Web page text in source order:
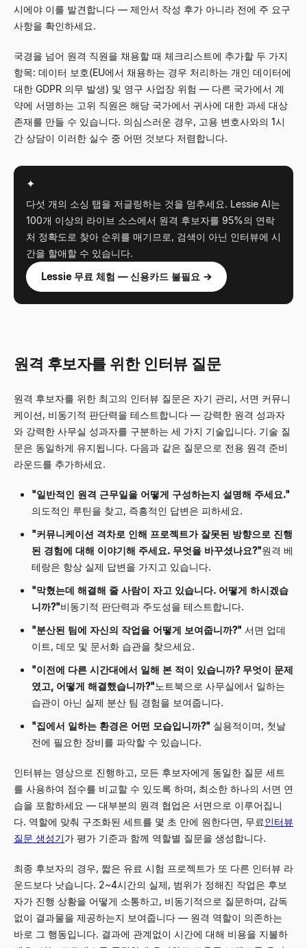
시에야 이를 발견합니다 — 제안서 작성 후가 아니라 전에 주 요구
사항을 확인하세요.
국경을 넘어 원격 직원을 채용할 때 체크리스트에 추가할 두 가지
항목: 데이터 보호(EU에서 채용하는 경우 처리하는 개인 데이터에
대한 GDPR 의무 발생) 및 영구 사업장 위험 — 다른 국가에서 계
약에 서명하는 고위 직원은 해당 국가에서 귀사에 대한 과세 대상
존재를 만들 수 있습니다. 의심스러운 경우, 고용 변호사와의 1시
간 상담이 이러한 실수 중 어떤 것보다 저렴합니다.
✦
다섯 개의 소싱 탭을 저글링하는 것을 멈추세요. Lessie AI는
100개 이상의 라이브 소스에서 원격 후보자를 95%의 연락
처 정확도로 찾아 순위를 매기므로, 검색이 아닌 인터뷰에 시
간을 할애할 수 있습니다.
Lessie 무료 체험 — 신용카드 불필요 →
원격 후보자를 위한 인터뷰 질문
원격 후보자를 위한 최고의 인터뷰 질문은 자기 관리, 서면 커뮤니
케이션, 비동기적 판단력을 테스트합니다 — 강력한 원격 성과자
와 강력한 사무실 성과자를 구분하는 세 가지 기술입니다. 기술 질
문은 동일하게 유지됩니다. 다음과 같은 질문으로 전용 원격 준비
라운드를 추가하세요.
"일반적인 원격 근무일을 어떻게 구성하는지 설명해 주세요."
의도적인 루틴을 찾고, 즉흥적인 답변은 피하세요.
"커뮤니케이션 격차로 인해 프로젝트가 잘못된 방향으로 진행
된 경험에 대해 이야기해 주세요. 무엇을 바꾸셨나요?"원격 베
테랑은 항상 실제 답변을 가지고 있습니다.
"막혔는데 해결해 줄 사람이 자고 있습니다. 어떻게 하시겠습
니까?"비동기적 판단력과 주도성을 테스트합니다.
"분산된 팀에 자신의 작업을 어떻게 보여줍니까?" 서면 업데
이트, 데모 및 문서화 습관을 찾으세요.
"이전에 다른 시간대에서 일해 본 적이 있습니까? 무엇이 문제
였고, 어떻게 해결했습니까?"노트북으로 사무실에서 일하는
습관이 아닌 실제 분산 팀 경험을 보여줍니다.
"집에서 일하는 환경은 어떤 모습입니까?" 실용적이며, 첫날
전에 필요한 장비를 파악할 수 있습니다.
인터뷰는 영상으로 진행하고, 모든 후보자에게 동일한 질문 세트
를 사용하여 점수를 비교할 수 있도록 하며, 최소한 하나의 서면 연
습을 포함하세요 — 대부분의 원격 협업은 서면으로 이루어집니
다. 역할에 맞춰 구조화된 세트를 몇 초 만에 원한다면, 무료인터뷰
질문 생성기가 평가 기준과 함께 역할별 질문을 생성합니다.
최종 후보자의 경우, 짧은 유료 시험 프로젝트가 또 다른 인터뷰 라
운드보다 낫습니다. 2~4시간의 실제, 범위가 정해진 작업은 후보
자가 진행 상황을 어떻게 소통하고, 비동기적으로 질문하며, 감독
없이 결과물을 제공하는지 보여줍니다 — 원격 역할이 의존하는
바로 그 행동입니다. 결과에 관계없이 시간에 대해 비용을 지불하